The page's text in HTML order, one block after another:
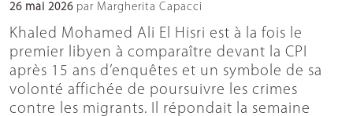
26 mai 2026 par Margherita Capacci
Khaled Mohamed Ali El Hisri est à la fois le
premier libyen à comparaître devant la CPI
après 15 ans d’enquêtes et un symbole de sa
volonté affichée de poursuivre les crimes
contre les migrants. Il répondait la semaine